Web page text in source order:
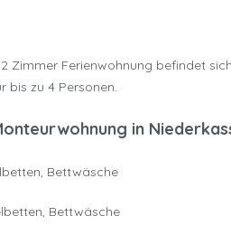
Zimmer Ferienwohnung befindet
bis zu 4 Personen.
in
Bettwäsche
Bettwäsche